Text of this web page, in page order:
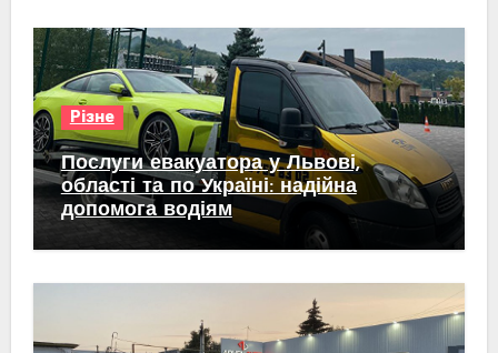
Різне
Послуги евакуатора у Львові,
області та по Україні: надійна
допомога водіям